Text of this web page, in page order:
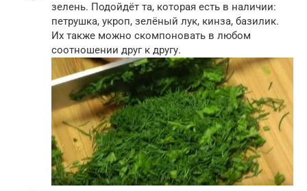
зелень. Подойдёт та, которая есть в наличии:
петрушка, укроп, зелёный лук, кинза, базилик.
Их также можно скомпоновать в любом
соотношении друг к другу.